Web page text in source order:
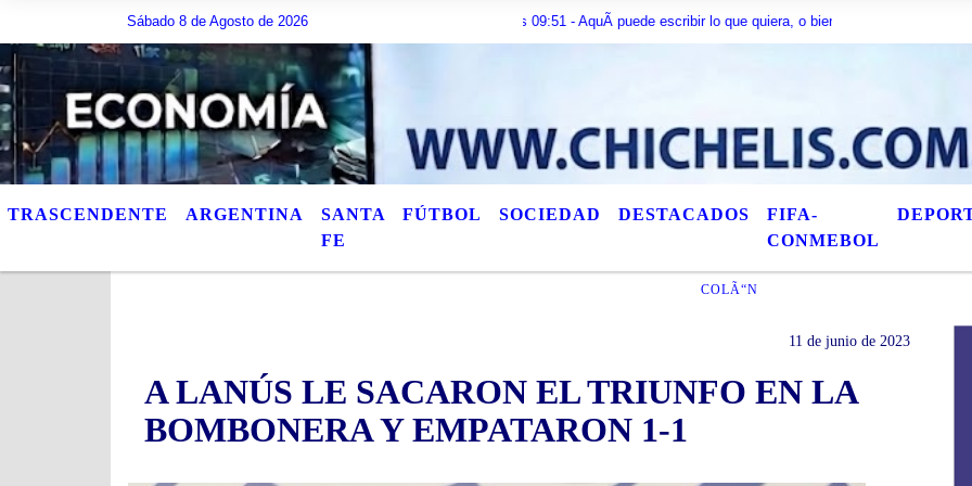
Sábado 8 de Agosto de 2026
Hoy es Sábado 8 de Agosto de 2026 y son las 09:51 - AquÃ­ puede escribir lo que quiera, o bien puede mostrar los Ãºltimos
TRASCENDENTE ARGENTINA
SANTA
FE
FÚTBOL SOCIEDAD DESTACADOS
FIFA-
CONMEBOL
COLÃ“N
11 de junio de 2023
A LANÚS LE SACARON EL TRIUNFO EN LA
BOMBONERA Y EMPATARON 1-1